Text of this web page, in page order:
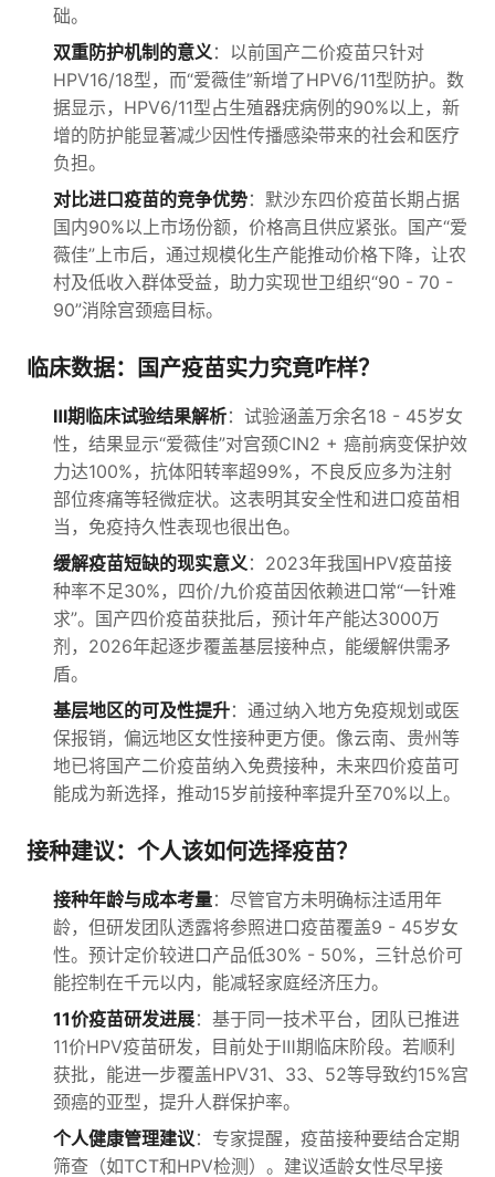
础。
双重防护机制的意义：以前国产二价疫苗只针对
HPV16/18型，而“爱薇佳”新增了HPV6/11型防护。数
据显示，HPV6/11型占生殖器疣病例的90%以上，新
增的防护能显著减少因性传播感染带来的社会和医疗
负担。
对比进口疫苗的竞争优势：默沙东四价疫苗长期占据
国内90%以上市场份额，价格高且供应紧张。国产“爱
薇佳”上市后，通过规模化生产能推动价格下降，让农
村及低收入群体受益，助力实现世卫组织“90 - 70 -
90”消除宫颈癌目标。
临床数据：国产疫苗实力究竟咋样？
Ⅲ期临床试验结果解析：试验涵盖万余名18 - 45岁女
性，结果显示“爱薇佳”对宫颈CIN2 + 癌前病变保护效
力达100%，抗体阳转率超99%，不良反应多为注射
部位疼痛等轻微症状。这表明其安全性和进口疫苗相
当，免疫持久性表现也很出色。
缓解疫苗短缺的现实意义：2023年我国HPV疫苗接
种率不足30%，四价/九价疫苗因依赖进口常“一针难
求”。国产四价疫苗获批后，预计年产能达3000万
剂，2026年起逐步覆盖基层接种点，能缓解供需矛
盾。
基层地区的可及性提升：通过纳入地方免疫规划或医
保报销，偏远地区女性接种更方便。像云南、贵州等
地已将国产二价疫苗纳入免费接种，未来四价疫苗可
能成为新选择，推动15岁前接种率提升至70%以上。
接种建议：个人该如何选择疫苗？
接种年龄与成本考量：尽管官方未明确标注适用年
龄，但研发团队透露将参照进口疫苗覆盖9 - 45岁女
性。预计定价较进口产品低30% - 50%，三针总价可
能控制在千元以内，能减轻家庭经济压力。
11价疫苗研发进展：基于同一技术平台，团队已推进
11价HPV疫苗研发，目前处于Ⅲ期临床阶段。若顺利
获批，能进一步覆盖HPV31、33、52等导致约15%宫
颈癌的亚型，提升人群保护率。
个人健康管理建议：专家提醒，疫苗接种要结合定期
筛查（如TCT和HPV检测）。建议适龄女性尽早接